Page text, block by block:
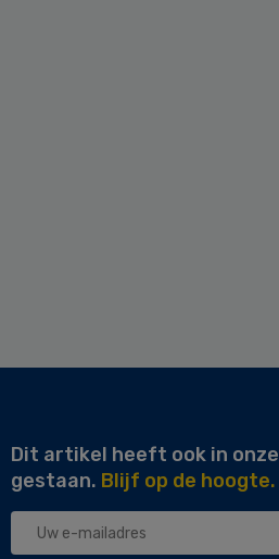
Dit artikel heeft ook in
gestaan. Blijf op de hoogte.
Uw